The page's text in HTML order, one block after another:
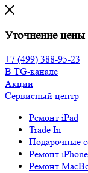
Уточнение цены
+7 (499) 388-95-23
В TG-канале
Акции
Сервисный центр
Ремонт iPad
Trade In
Подарочные
Ремонт iPhone
Ремонт